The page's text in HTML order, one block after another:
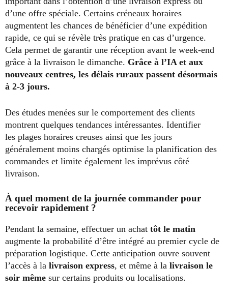
d’une offre spéciale. Certains créneaux horaires
augmentent les chances de bénéficier d’une expédition
rapide, ce qui se révèle très pratique en cas d’urgence.
Cela permet de garantir une réception avant le week-end
grâce à la livraison le dimanche. Grâce à l’IA et aux
nouveaux centres, les délais ruraux passent désormais
à 2-3 jours.
Des études menées sur le comportement des clients
montrent quelques tendances intéressantes. Identifier
les plages horaires creuses ainsi que les jours
généralement moins chargés optimise la planification des
commandes et limite également les imprévus côté
livraison.
À quel moment de la journée commander pour
recevoir rapidement ?
Pendant la semaine, effectuer un achat tôt le matin
augmente la probabilité d’être intégré au premier cycle de
préparation logistique. Cette anticipation ouvre souvent
l’accès à la livraison express, et même à la livraison le
soir même sur certains produits ou localisations.